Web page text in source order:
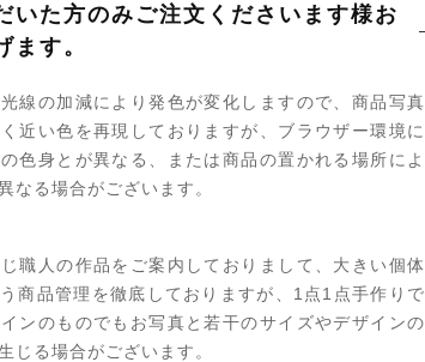
いた方のみご注文くださいます様お
ます。
線の加減により発色が変化しますので、商品写真
近い色を再現しておりますが、ブラウザー環境に
色身とが異なる、または商品の置かれる場所によ
なる場合がございます。
職人の作品をご案内しておりまして、大きい個体
商品管理を徹底しておりますが、1点1点手作りで
ンのものでもお写真と若干のサイズやデザインの
じる場合がございます。